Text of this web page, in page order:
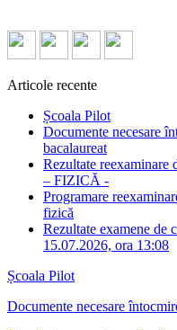
Articole recente
Școala Pilot
Documente necesare
bacalaureat
Rezultate reexaminare
– FIZICĂ -
Programare
fizică
Rezultate examene de
15.07.2026, ora 13:08
Școala Pilot
Documente necesare